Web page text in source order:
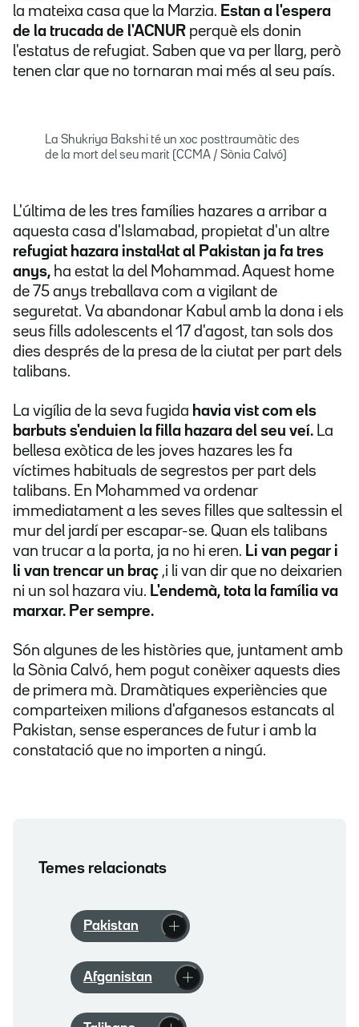
la mateixa casa que la Marzia. Estan a l'espera
de la trucada de l'ACNUR perquè els donin
l'estatus de refugiat. Saben que va per llarg, però
tenen clar que no tornaran mai més al seu país.
La Shukriya Bakshi té un xoc posttraumàtic des
de la mort del seu marit (CCMA / Sònia Calvó)
L'última de les tres famílies hazares a arribar a
aquesta casa d'Islamabad, propietat d'un altre
refugiat hazara instal·lat al Pakistan ja fa tres
anys, ha estat la del Mohammad. Aquest home
de 75 anys treballava com a vigilant de
seguretat. Va abandonar Kabul amb la dona i els
seus fills adolescents el 17 d'agost, tan sols dos
dies després de la presa de la ciutat per part dels
talibans.
La vigília de la seva fugida havia vist com els
barbuts s'enduien la filla hazara del seu veí. La
bellesa exòtica de les joves hazares les fa
víctimes habituals de segrestos per part dels
talibans. En Mohammed va ordenar
immediatament a les seves filles que saltessin el
mur del jardí per escapar-se. Quan els talibans
van trucar a la porta, ja no hi eren. Li van pegar i
li van trencar un braç ,i li van dir que no deixarien
ni un sol hazara viu. L'endemà, tota la família va
marxar. Per sempre.
Són algunes de les històries que, juntament amb
la Sònia Calvó, hem pogut conèixer aquests dies
de primera mà. Dramàtiques experiències que
comparteixen milions d'afganesos estancats al
Pakistan, sense esperances de futur i amb la
constatació que no importen a ningú.
Temes relacionats
Pakistan
Afganistan